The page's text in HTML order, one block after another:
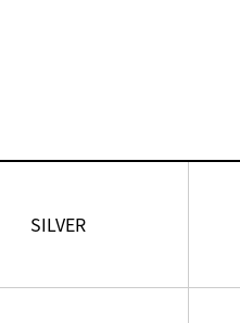
SILVER